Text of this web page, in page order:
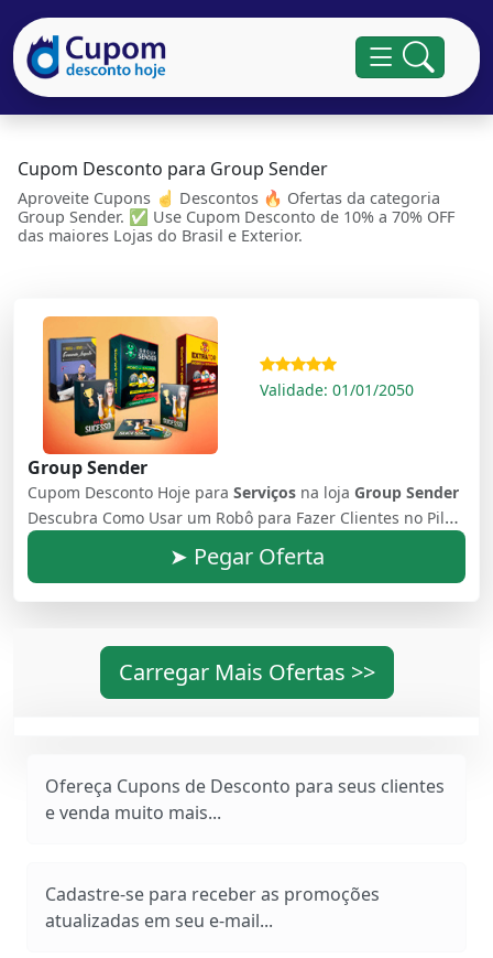
Cupom Desconto para Group Sender
Aproveite Cupons ☝ Descontos 🔥 Ofertas da categoria
Group Sender. ✅ Use Cupom Desconto de 10% a 70% OFF
das maiores Lojas do Brasil e Exterior.
Validade: 01/01/2050
Group Sender
Cupom Desconto Hoje para Serviços na loja Group Sender
Descubra Como Usar um Robô para Fazer Clientes no Piloto Automático e Vender Qualquer Produto ou Serviço para Qualquer Pessoa Apenas configure e esqueça Deixe que o nosso robô trabalhe para você 24 horas por dia
➤ Pegar Oferta
Carregar Mais Ofertas >>
Ofereça Cupons de Desconto para seus clientes
e venda muito mais...
Cadastre-se para receber as promoções
atualizadas em seu e-mail...